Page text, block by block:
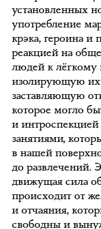
установленных
употребление
крэка, героина и
реакцией на
людей к лёгкому
изолирующую их
заставляющую
которое могло
и
занятиями,
в нашей
до развлечений.
движущая сила
происходит от
и отчаяния,
свободны и